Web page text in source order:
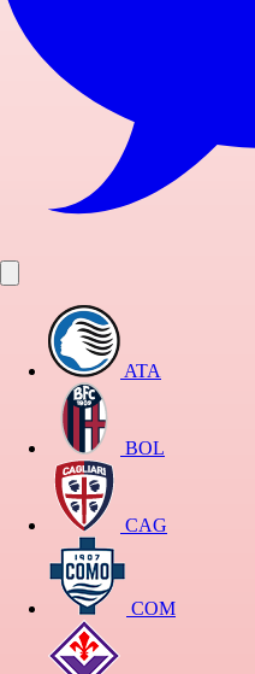
ATA
BOL
CAG
COM